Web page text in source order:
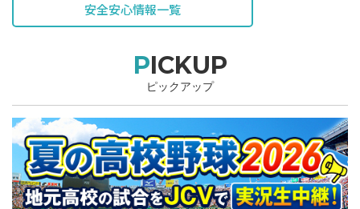
安全安心情報一覧
PICKUP
ピックアップ